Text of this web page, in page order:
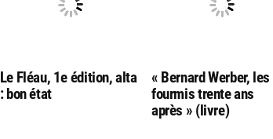
Le Fléau, 1e édition, alta
: bon état
« Bernard Werber, les
fourmis trente ans
après » (livre)